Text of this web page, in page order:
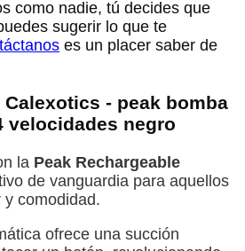
como nadie, tú decides que
sugerir lo que te
es un placer saber de
- peak bomba
velocidades negro
la Peak Rechargeable
de vanguardia para aquellos
comodidad.
ofrece una succión